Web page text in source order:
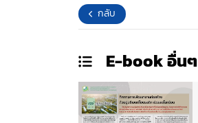
กลับ
E-bookอื่นๆ